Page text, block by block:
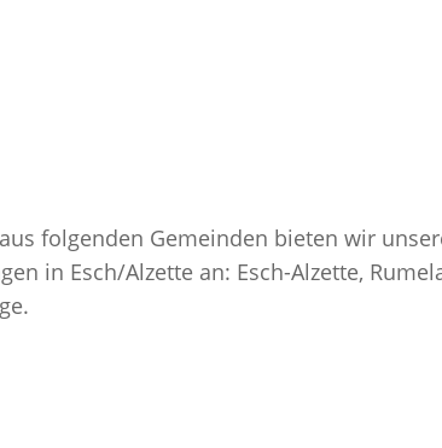
folgenden Gemeinden bieten wir
in Esch/Alzette an: Esch-Alzette,